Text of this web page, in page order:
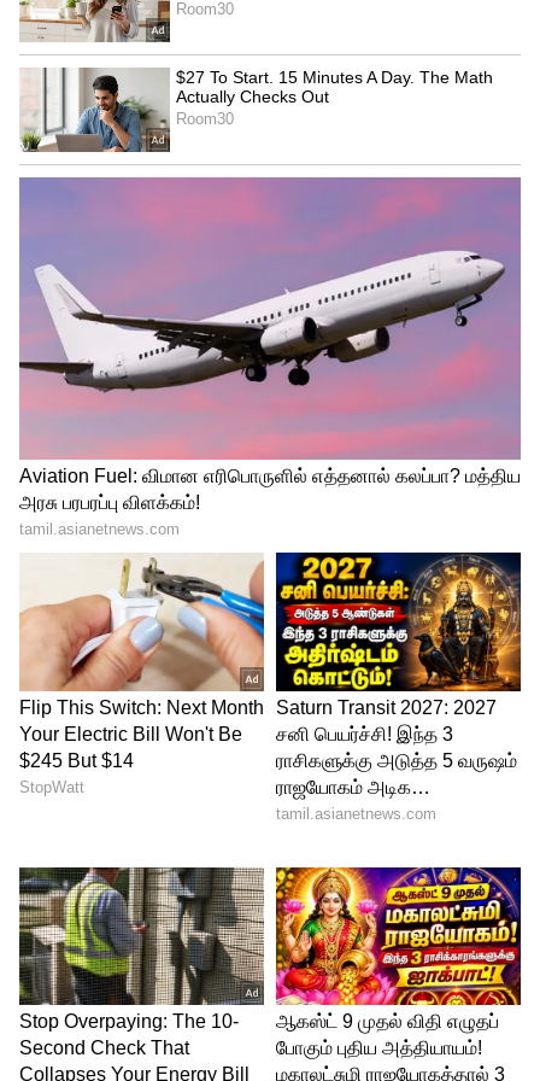
Image Credit :X
புகாரளிப்பதற்கான சிறப்பு எண்
விதிமுறைகளை மீறி ஒரு காவலர் உங்கள்
காரை நிறுத்தினால், நீங்கள் உடனடியாகப்
புகார் அளிக்கலாம். இதற்காக, குருகிராம்
காவல்துறை வாட்ஸ்அப் புகார் சேவையைத்
தொடங்கியுள்ளது. மேலும், நீங்கள்
குருகிராம் காவல் ஆணையருக்கு (சிபி)
9999981801 என்ற எண்ணிலும் குறுஞ்செய்தி
அனுப்பலாம். காவல் ஆணையரைத் தவிர,
மக்கள் போக்குவரத்து துணை
ஆணையரையும் (டிசிபி) 9999981808 என்ற
எண்ணில் தொடர்பு கொள்ளலாம். புகார்
அளிக்கும்போது, மக்கள் காவலரின்
புகைப்படம் மற்றும் வாகனம் நிறுத்தப்பட்ட
இடம் குறித்த தகவல்களை வழங்க
வேண்டும்.